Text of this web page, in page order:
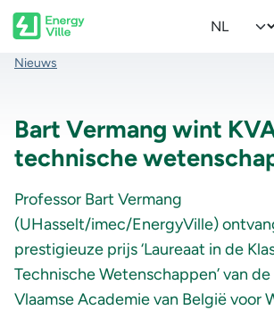
Skip to main content
Select
Kruimelpad
Nieuws
Bart Vermang wint
technische
Professor Bart Vermang
(UHasselt/imec/EnergyVille)
prestigieuze prijs ‘Laureaat in de
Technische Wetenschappen’ van
Vlaamse Academie van België voor